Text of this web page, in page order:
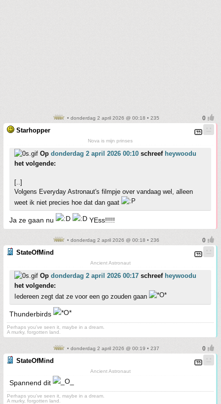
• donderdag 2 april 2026 @ 00:18 • 235
Starhopper
Nova is mijn prinses
Op donderdag 2 april 2026 00:10 schreef heywoodu
het volgende:
[..]
Volgens Everyday Astronaut's filmpje over vandaag wel, alleen
weet ik niet precies hoe dat dan gaat
Ja ze gaan nu YEss!!!!!
• donderdag 2 april 2026 @ 00:18 • 236
StateOfMind
Ancient Astronaut
Op donderdag 2 april 2026 00:17 schreef heywoodu
het volgende:
Iedereen zegt dat ze voor een go zouden gaan
Thunderbirds
Perhaps you've seen it, maybe in a dream.
A murky, forgotten land.
• donderdag 2 april 2026 @ 00:19 • 237
StateOfMind
Ancient Astronaut
Spannend dit
Perhaps you've seen it, maybe in a dream.
A murky, forgotten land.